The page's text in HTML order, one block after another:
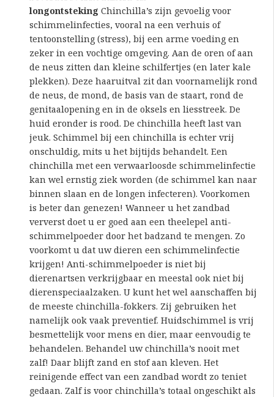
longontsteking Chinchilla’s zijn gevoelig voor
schimmelinfecties, vooral na een verhuis of
tentoonstelling (stress), bij een arme voeding en
zeker in een vochtige omgeving. Aan de oren of aan
de neus zitten dan kleine schilfertjes (en later kale
plekken). Deze haaruitval zit dan voornamelijk rond
de neus, de mond, de basis van de staart, rond de
genitaalopening en in de oksels en liesstreek. De
huid eronder is rood. De chinchilla heeft last van
jeuk. Schimmel bij een chinchilla is echter vrij
onschuldig, mits u het bijtijds behandelt. Een
chinchilla met een verwaarloosde schimmelinfectie
kan wel ernstig ziek worden (de schimmel kan naar
binnen slaan en de longen infecteren). Voorkomen
is beter dan genezen! Wanneer u het zandbad
ververst doet u er goed aan een theelepel anti-
schimmelpoeder door het badzand te mengen. Zo
voorkomt u dat uw dieren een schimmelinfectie
krijgen! Anti-schimmelpoeder is niet bij
dierenartsen verkrijgbaar en meestal ook niet bij
dierenspeciaalzaken. U kunt het wel aanschaffen bij
de meeste chinchilla-fokkers. Zij gebruiken het
namelijk ook vaak preventief. Huidschimmel is vrij
besmettelijk voor mens en dier, maar eenvoudig te
behandelen. Behandel uw chinchilla’s nooit met
zalf! Daar blijft zand en stof aan kleven. Het
reinigende effect van een zandbad wordt zo teniet
gedaan. Zalf is voor chinchilla’s totaal ongeschikt als